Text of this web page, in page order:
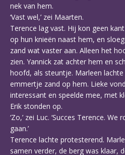
nek van hem.
‘Vast wel,’ zei Maarten.
Terence lag vast. Hij kon geen
op hun knieën naast hem, en
zand wat vaster aan. Alleen het
zien. Yannick zat achter hem en
hoofd, als steuntje. Marleen
emmertje zand op hem. Lieke
interessant en speelde mee, met
Erik stonden op.
‘Zo,’ zei Luc. ‘Succes Terence.
gaan.’
Terence lachte protesterend.
samen verder, de berg was klaar,